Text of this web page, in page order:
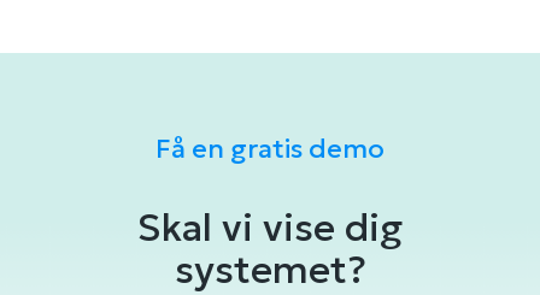
Få en gratis demo
Skal vi vise dig
systemet?